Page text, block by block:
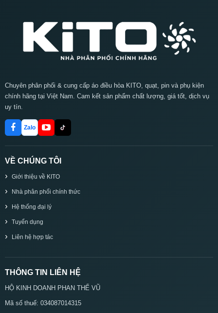
Chuyên phân phối & cung cấp áo điều hòa KITO, quạt, pin và phụ kiện
chính hãng tại Việt Nam. Cam kết sản phẩm chất lượng, giá tốt, dịch vụ
uy tín.
Zalo
VỀ CHÚNG TÔI
Giới thiệu về KITO
Nhà phân phối chính thức
Hệ thống đại lý
Tuyển dụng
Liên hệ hợp tác
THÔNG TIN LIÊN HỆ
HỘ KINH DOANH PHAN THẾ VŨ
Mã số thuế: 034087014315